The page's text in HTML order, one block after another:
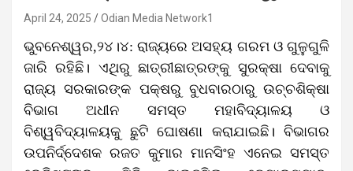
April 24, 2025 Odian Media Network1
ଭୁବନେଶ୍ୱର,୨୪।୪: ରାଜ୍ୟରେ ଅସହ୍ୟ ଗରମ ଓ ଗୁଳୁଗୁଳି
ଜାରି ରହିଛି। ଏଥିରୁ ଛାତ୍ରୀଛାତ୍ରଙ୍କୁ ସୁରକ୍ଷା ଦେବାକୁ
ରାଜ୍ୟ ସରକାରଙ୍କ ପକ୍ଷରୁ ବୁଧବାରଠାରୁ ଉଚ୍ଚଶିକ୍ଷା
ବିଭାଗ ଅଧୀନ ସମସ୍ତ ମହାବିଦ୍ୟାଳୟ ଓ
ବିଶ୍ୱବିଦ୍ୟାଳୟକୁ ଛୁଟି ଘୋଷଣା କରାଯାଇଛି। ବିଭାଗର
ଉପନିର୍ଦ୍ଦେଶକ ରଜତ କୁମାର ମାନସିଂହ ଏନେଇ ସମସ୍ତ